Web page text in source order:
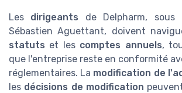
Les dirigeants de Delpharm,
Sébastien Aguettant, doivent
statuts et les comptes annuels,
que l'entreprise reste en conformité
réglementaires. La modification de
les décisions de modification